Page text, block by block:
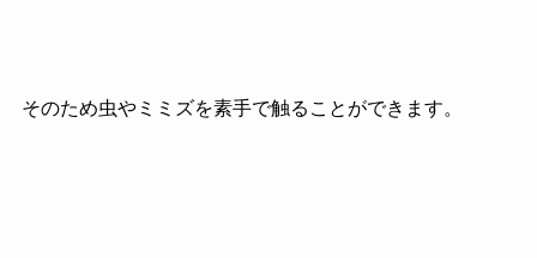
そのため虫やミミズを素手で触ることができます。